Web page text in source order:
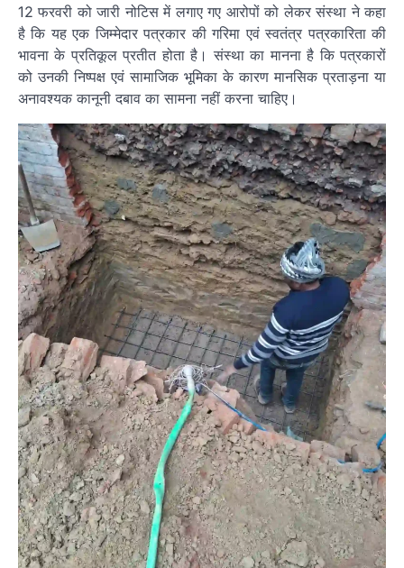
12 फरवरी को जारी नोटिस में लगाए गए आरोपों को लेकर संस्था ने कहा
है कि यह एक जिम्मेदार पत्रकार की गरिमा एवं स्वतंत्र पत्रकारिता की
भावना के प्रतिकूल प्रतीत होता है। संस्था का मानना है कि पत्रकारों
को उनकी निष्पक्ष एवं सामाजिक भूमिका के कारण मानसिक प्रताड़ना या
अनावश्यक कानूनी दबाव का सामना नहीं करना चाहिए।